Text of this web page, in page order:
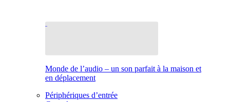
Monde de l’audio – un son parfait à la maison et
en déplacement
Périphériques d’entrée